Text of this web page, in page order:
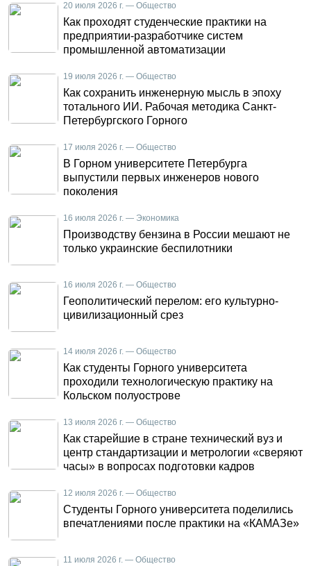
20 июля 2026 г. — Общество
Как проходят студенческие практики на
предприятии-разработчике систем
промышленной автоматизации
19 июля 2026 г. — Общество
Как сохранить инженерную мысль в эпоху
тотального ИИ. Рабочая методика Санкт-
Петербургского Горного
17 июля 2026 г. — Общество
В Горном университете Петербурга
выпустили первых инженеров нового
поколения
16 июля 2026 г. — Экономика
Производству бензина в России мешают не
только украинские беспилотники
16 июля 2026 г. — Общество
Геополитический перелом: его культурно-
цивилизационный срез
14 июля 2026 г. — Общество
Как студенты Горного университета
проходили технологическую практику на
Кольском полуострове
13 июля 2026 г. — Общество
Как старейшие в стране технический вуз и
центр стандартизации и метрологии «сверяют
часы» в вопросах подготовки кадров
12 июля 2026 г. — Общество
Студенты Горного университета поделились
впечатлениями после практики на «КАМАЗе»
11 июля 2026 г. — Общество